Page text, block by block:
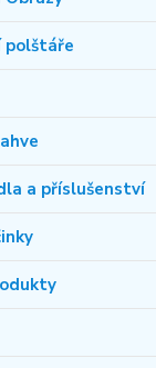
polštáře
a příslušenství